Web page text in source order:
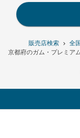
販売店検索
全
京都府のガム・プレミア